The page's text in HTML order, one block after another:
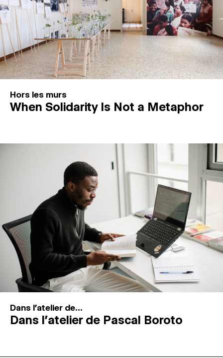
Hors les murs
When Solidarity Is Not a Metaphor
Dans l'atelier de...
Dans l’atelier de Pascal Boroto